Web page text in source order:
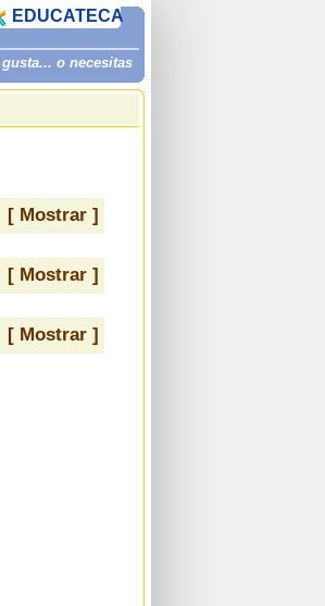
o necesitas
EDUCATECA
[ Mostrar ]
[ Mostrar ]
[ Mostrar ]